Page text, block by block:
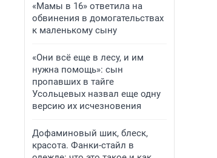
«Мамы в 16» ответила на
обвинения в домогательствах
к маленькому сыну
«Они всё еще в лесу, и им
нужна помощь»: сын
пропавших в тайге
Усольцевых назвал еще одну
версию их исчезновения
Дофаминовый шик, блеск,
красота. Фанки-стайл в